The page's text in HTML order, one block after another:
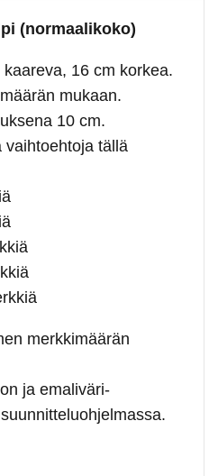
(normaalikoko)
16 cm korkea.
mukaan.
10 cm.
vaihtoehtoja tällä
merkkimäärän
ja emaliväri-